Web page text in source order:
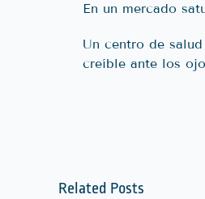
En un mercado
Un centro de
creíble ante los
Related Posts